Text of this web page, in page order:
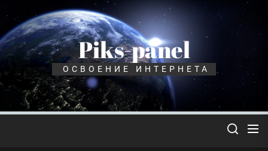
Перейти
содержимому
Piks-panel
ОСВОЕНИЕ ИНТЕРНЕТА